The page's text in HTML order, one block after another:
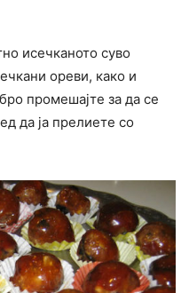
исечканото суво
ореви, како и
промешајте за да се
да ја прелиете со